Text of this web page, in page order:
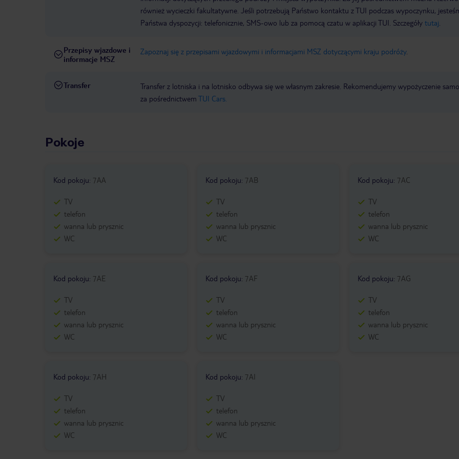
również wycieczki fakultatywne. Jeśli potrzebują Państwo kontaktu z TUI podczas wypoczynku,
Państwa dyspozycji: telefonicznie, SMS-owo lub za pomocą czatu w aplikacji TUI. Szczegóły tutaj
Przepisy wjazdowe i
informacje MSZ
Zapoznaj się z przepisami wjazdowymi i informacjami MSZ dotyczącymi kraju podróży.
Transfer
Transfer z lotniska i na lotnisko odbywa się we własnym zakresie. Rekomendujemy wypożyczenie
za pośrednictwem TUI Cars.
Pokoje
Kod pokoju: 7AA
TV
telefon
wanna lub prysznic
WC
Kod pokoju: 7AB
TV
telefon
wanna lub prysznic
WC
Kod pokoju: 7AC
TV
telefon
wanna lub prysznic
WC
Kod pokoju: 7AE
TV
telefon
wanna lub prysznic
WC
Kod pokoju: 7AF
TV
telefon
wanna lub prysznic
WC
Kod pokoju: 7AG
TV
telefon
wanna lub prysznic
WC
Kod pokoju: 7AH
TV
telefon
wanna lub prysznic
WC
Kod pokoju: 7AI
TV
telefon
wanna lub prysznic
WC